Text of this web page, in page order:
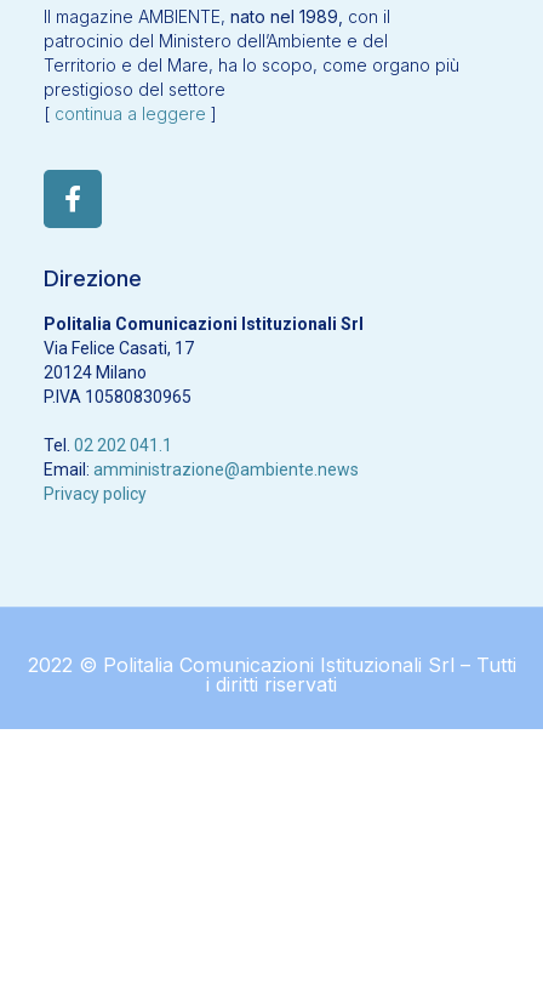
Il magazine AMBIENTE, nato nel 1989, con il
patrocinio del Ministero dell’Ambiente e del
Territorio e del Mare, ha lo scopo, come organo più
prestigioso del settore
[ continua a leggere ]
Direzione
Politalia Comunicazioni Istituzionali Srl
Via Felice Casati, 17
20124 Milano
P.IVA 10580830965
Tel. 02 202 041.1
Email: amministrazione@ambiente.news
Privacy policy
2022 © Politalia Comunicazioni Istituzionali Srl – Tutti
i diritti riservati